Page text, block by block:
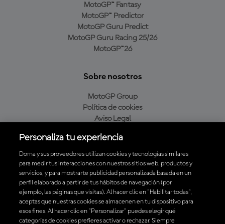
MotoGP™ Fantasy
MotoGP™ Predictor
MotoGP Guru Predict
MotoGP Guru Racing 25/26
MotoGP™26
Sobre nosotros
MotoGP Group
Política de cookies
Aviso Legal
Política de compra
Descarga la aplicación oficial de MotoGP™
Personaliza tu experiencia
Dorna y sus proveedores utilizan cookies y tecnologías similares
para medir tus interacciones con nuestros sitios web, productos y
servicios, y para mostrarte publicidad personalizada basada en un
perfil elaborado a partir de tus hábitos de navegación (por
ejemplo, las páginas que visitas). Al hacer clic en "Habilitar todas",
aceptas que nuestras cookies se almacenen en tu dispositivo para
esos fines. Al hacer clic en "Personalizar" puedes elegir qué
categorías de cookies prefieres activar o rechazar. Siempre